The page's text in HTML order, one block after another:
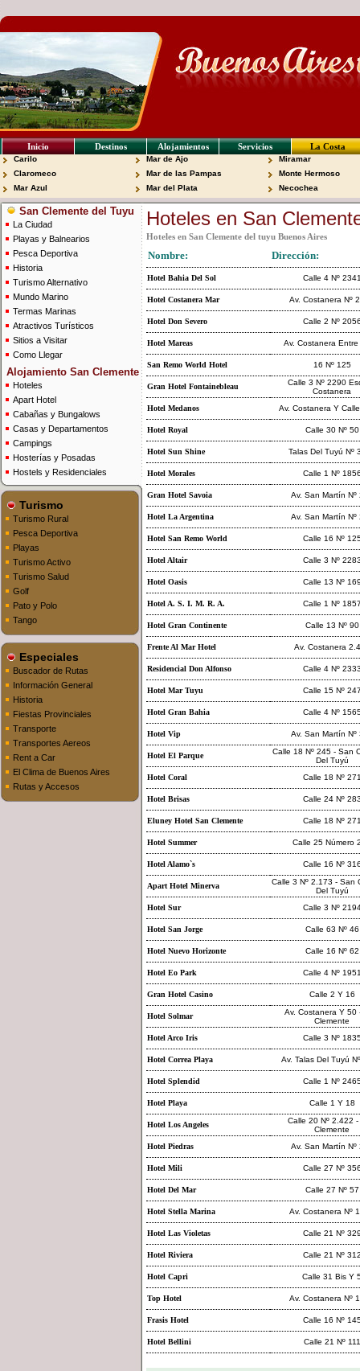
Inicio Destinos Alojamientos Servicios La Costa
Carilo
Claromeco
Mar Azul
Mar de Ajo
Mar de las Pampas
Mar del Plata
Miramar
Monte Hermoso
Necochea
San Clemente del Tuyu
La Ciudad
Playas y Balnearios
Pesca Deportiva
Historia
Turismo Alternativo
Mundo Marino
Termas Marinas
Atractivos Turísticos
Sitios a Visitar
Como Llegar
Alojamiento San Clemente
Hoteles
Apart Hotel
Cabañas y Bungalows
Casas y Departamentos
Campings
Hosterías y Posadas
Hostels y Residenciales
Turismo
Turismo Rural
Pesca Deportiva
Playas
Turismo Activo
Turismo Salud
Golf
Pato y Polo
Tango
Especiales
Buscador de Rutas
Información General
Historia
Fiestas Provinciales
Transporte
Transportes Aereos
Rent a Car
El Clima de Buenos Aires
Rutas y Accesos
Hoteles en San
Hoteles en San Clemente del tuyu Buenos Aires
Nombre: Dirección:
Hotel Bahia Del Sol Calle 4 Nº
Hotel Costanera Mar Av. Costanera Nº
Hotel Don Severo Calle 2 Nº
Hotel Mareas Av. Costanera
San Remo World Hotel 16 Nº 125
Gran Hotel Fontainebleau
Calle 3 Nº 2290
Costanera
Hotel Medanos
Av. Costanera Y
Hotel Royal Calle 30 Nº 50
Hotel Sun Shine Talas Del Tuyú Nº
Hotel Morales Calle 1 Nº
Gran Hotel Savoia Av. San Martín Nº
Hotel La Argentina Av. San Martín Nº
Hotel San Remo World Calle 16 Nº
Hotel Altair Calle 3 Nº
Hotel Oasis Calle 13 Nº
Hotel A. S. I. M. R. A. Calle 1 Nº
Hotel Gran Continente Calle 13 Nº 90
Frente Al Mar Hotel Av. Costanera
Residencial Don Alfonso Calle 4 Nº
Hotel Mar Tuyu Calle 15 Nº
Hotel Gran Bahia Calle 4 Nº
Hotel Vip Av. San Martín Nº
Hotel El Parque
Calle 18 Nº 245 - San
Del Tuyú
Hotel Coral
Calle 18 Nº
Hotel Brisas Calle 24 Nº
Eluney Hotel San Clemente Calle 18 Nº
Hotel Summer Calle 25 Número
Hotel Alamo`s Calle 16 Nº
Apart Hotel Minerva
Calle 3 Nº 2.173 - San
Del Tuyú
Hotel Sur
Calle 3 Nº
Hotel San Jorge Calle 63 Nº 46
Hotel Nuevo Horizonte Calle 16 Nº 62
Hotel Eo Park Calle 4 Nº
Gran Hotel Casino Calle 2 Y 16
Hotel Solmar
Av. Costanera Y 50
Clemente
Hotel Arco Iris
Calle 3 Nº
Hotel Correa Playa Av. Talas Del Tuyú
Hotel Splendid Calle 1 Nº
Hotel Playa Calle 1 Y 18
Hotel Los Angeles
Calle 20 Nº 2.422
Clemente
Hotel Piedras
Av. San Martín Nº
Hotel Mili Calle 27 Nº
Hotel Del Mar Calle 27 Nº 57
Hotel Stella Marina Av. Costanera Nº
Hotel Las Violetas Calle 21 Nº
Hotel Riviera Calle 21 Nº
Hotel Capri Calle 31 Bis Y
Top Hotel Av. Costanera Nº
Frasis Hotel Calle 16 Nº
Hotel Bellini Calle 21 Nº 111